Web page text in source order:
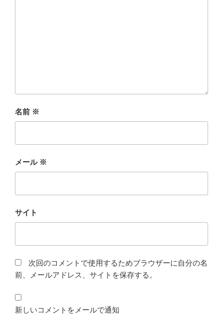
名前 ※
メール ※
サイト
次回のコメントで使用するためブラウザーに自分の名
前、メールアドレス、サイトを保存する。
新しいコメントをメールで通知